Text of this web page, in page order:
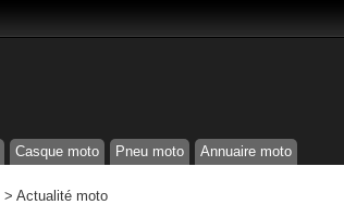
Casque moto Pneu moto Annuaire moto
> Actualité moto